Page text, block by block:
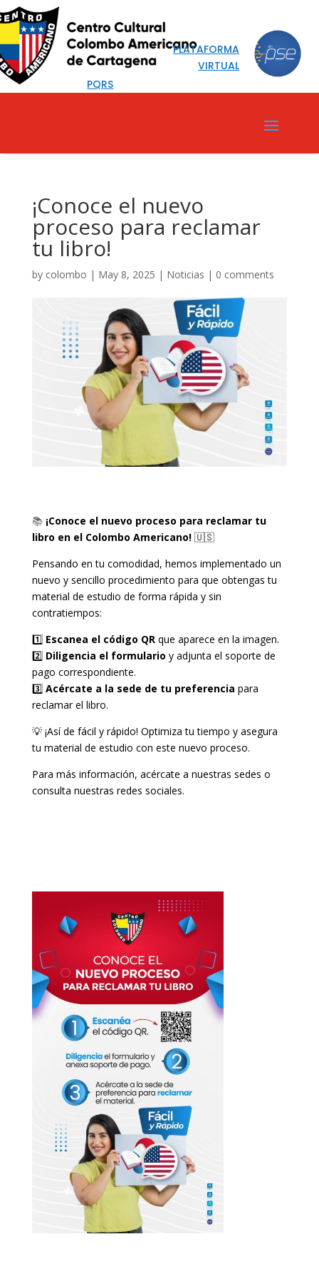
PQRS
PLATAFORMA
VIRTUAL
¡Conoce el nuevo
proceso para reclamar
tu libro!
by colombo | May 8, 2025 | Noticias | 0 comments
📚 ¡Conoce el nuevo proceso para reclamar tu
libro en el Colombo Americano!🇺🇸
Pensando en tu comodidad, hemos implementado un
nuevo y sencillo procedimiento para que obtengas tu
material de estudio de forma rápida y sin
contratiempos:
1️⃣ Escanea el código QRque aparece en la imagen.
2️⃣ Diligencia el formulario y adjunta el soporte de
pago correspondiente.
3️⃣ Acércate a la sede de tu preferencia para
reclamar el libro.
💡 ¡Así de fácil y rápido! Optimiza tu tiempo y asegura
tu material de estudio con este nuevo proceso.
Para más información, acércate a nuestras sedes o
consulta nuestras redes sociales.